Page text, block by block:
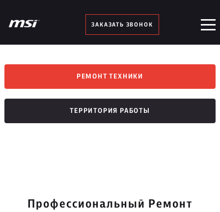
ЗАКАЗАТЬ ЗВОНОК
РЕМОНТ ТЕХНИКИ
ТЕРРИТОРИЯ РАБОТЫ
Профессиональный Ремонт